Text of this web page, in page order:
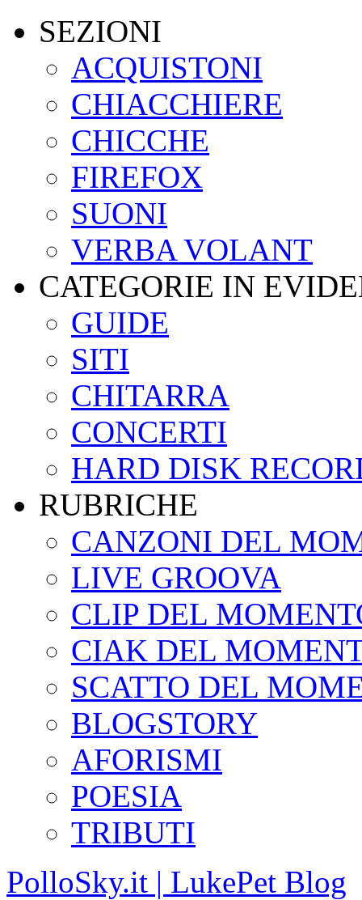
SEZIONI
ACQUISTONI
CHIACCHIERE
CHICCHE
FIREFOX
SUONI
VERBA VOLANT
CATEGORIE IN
GUIDE
SITI
CHITARRA
CONCERTI
HARD DISK
RUBRICHE
CANZONI DEL
LIVE GROOVA
CLIP DEL
CIAK DEL
SCATTO DEL
BLOGSTORY
AFORISMI
POESIA
TRIBUTI
PolloSky.it | LukePet Blog